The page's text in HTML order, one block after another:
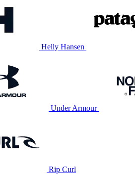
Helly Hansen
Under Armour
Rip Curl